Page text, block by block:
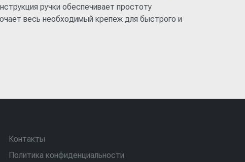
ручки обеспечивает простоту
весь необходимый крепеж для быстрого и
Контакты
Политика конфиденциальности